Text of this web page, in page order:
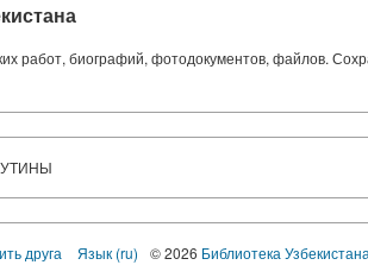
работ, биографий, фотодокументов, файлов.
друга Язык (ru) © 2026 Библиотека Узбекистана